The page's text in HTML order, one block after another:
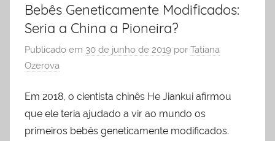
Bebês Geneticamente Modificados:
Seria a China a Pioneira?
Publicado em 30 de junho de 2019 por Tatiana
Ozerova
Em 2018, o cientista chinês He Jiankui afirmou
que ele teria ajudado a vir ao mundo os
primeiros bebês geneticamente modificados.